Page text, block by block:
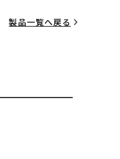
製品一覧へ戻る